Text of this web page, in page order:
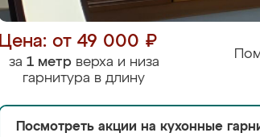
Цена: от 49 000 ₽
за 1 метрверха и низа
гарнитура в длину
Посмотреть акции на кухонные